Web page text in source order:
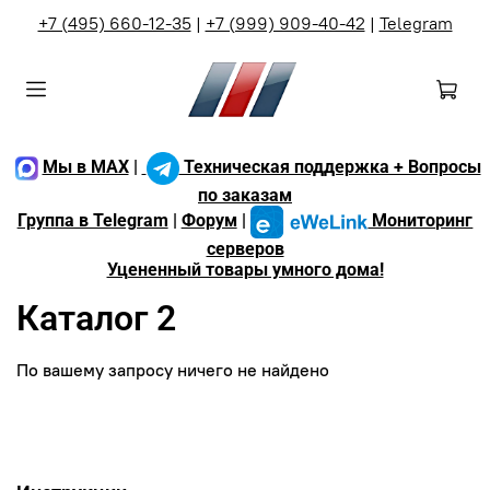
+7 (495) 660-12-35| +7 (999) 909-40-42 | Telegram
Мы в MAX|
Техническая поддержка + Вопросы
по заказам
Группа в Telegram
Форум
Мониторинг
серверов
Уцененный товары умного дома!
Каталог 2
По вашему запросу ничего не найдено